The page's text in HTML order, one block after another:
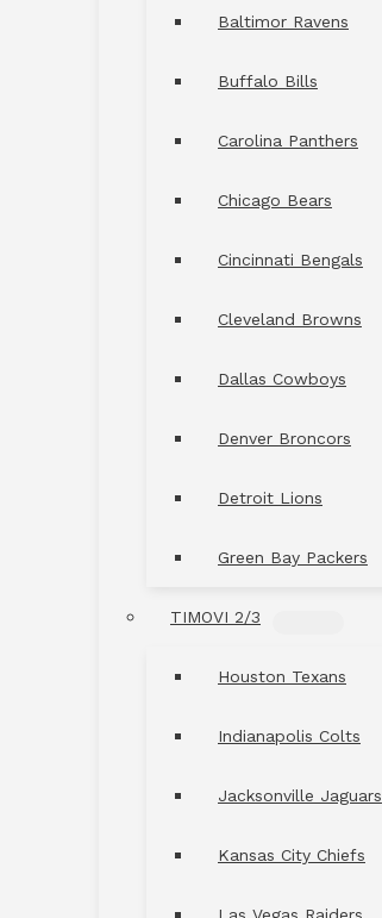
Baltimor Ravens
Buffalo Bills
Carolina Panthers
Chicago Bears
Cincinnati Bengals
Cleveland Browns
Dallas Cowboys
Denver Broncors
Detroit Lions
Green Bay Packers
TIMOVI 2/3
Houston Texans
Indianapolis Colts
Jacksonville Jaguars
Kansas City Chiefs